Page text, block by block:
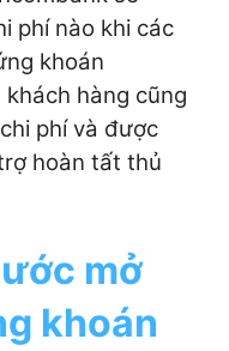
phí nào khi các
khoán
hàng cũng
phí và được
hoàn tất thủ
mở
khoán